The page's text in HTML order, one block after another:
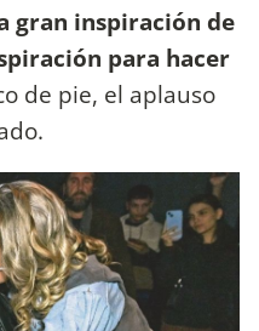
gran inspiración de
para hacer
de pie, el aplauso